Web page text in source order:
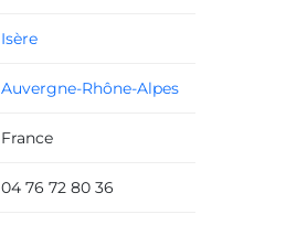
Isère
Auvergne-Rhône-Alpes
France
04 76 72 80 36